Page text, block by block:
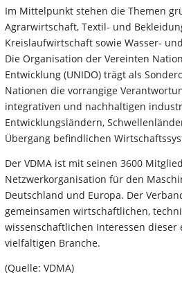
Im Mittelpunkt stehen die Themen
Agrarwirtschaft, Textil- und
Kreislaufwirtschaft sowie Wasser-
Die Organisation der Vereinten
Entwicklung (UNIDO) trägt als
Nationen die vorrangige
integrativen und nachhaltigen
Entwicklungsländern,
Übergang befindlichen
Der VDMA ist mit seinen 3600
Netzwerkorganisation für den
Deutschland und Europa. Der
gemeinsamen wirtschaftlichen,
wissenschaftlichen Interessen dieser
vielfältigen Branche.
(Quelle: VDMA)